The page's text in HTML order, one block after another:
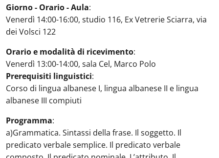
Giorno - Orario - Aula:
Venerdì 14:00-16:00, studio 116, Ex Vetrerie Sciarra, via
dei Volsci 122
Orario e modalità di ricevimento:
Venerdì 13:00-14:00, sala Cel, Marco Polo
Prerequisiti linguistici:
Corso di lingua albanese I, lingua albanese II e lingua
albanese III compiuti
Programma:
a)Grammatica. Sintassi della frase. Il soggetto. Il
predicato verbale semplice. Il predicato verbale